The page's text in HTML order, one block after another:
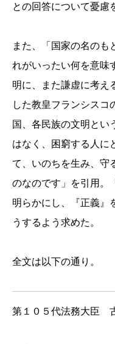
との回答について憂慮
また、「国家の名の
れがいったい何を意味
明に、また謙虚に考え
した教皇フランシスコ
国、各民族の文明とい
はなく、困窮する人に
て、いのちを生み、守
のなのです」を引用。
明らかにし、『正義』
うするよう求めた。
全文は以下の通り。
第１０５代法務大臣